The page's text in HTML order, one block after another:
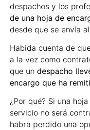
despachos y los
de una hoja de
desde que se envía
Habida cuenta de
a la vez como
que un despacho
encargo que ha
¿Por qué? Si una
servicio no será
habrá perdido una